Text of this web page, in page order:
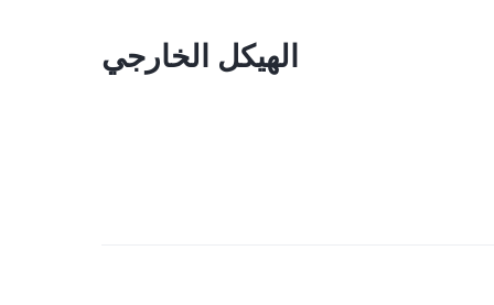
الهيكل الخارجي